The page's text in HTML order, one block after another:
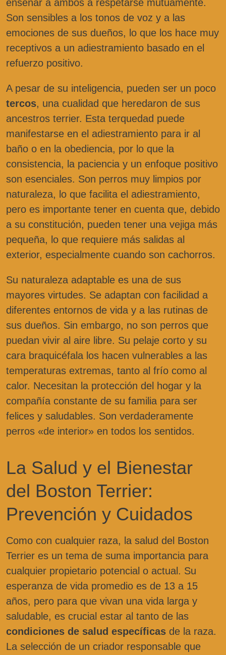
enseñar a ambos a respetarse mutuamente.
Son sensibles a los tonos de voz y a las
emociones de sus dueños, lo que los hace muy
receptivos a un adiestramiento basado en el
refuerzo positivo.
A pesar de su inteligencia, pueden ser un poco
tercos, una cualidad que heredaron de sus
ancestros terrier. Esta terquedad puede
manifestarse en el adiestramiento para ir al
baño o en la obediencia, por lo que la
consistencia, la paciencia y un enfoque positivo
son esenciales. Son perros muy limpios por
naturaleza, lo que facilita el adiestramiento,
pero es importante tener en cuenta que, debido
a su constitución, pueden tener una vejiga más
pequeña, lo que requiere más salidas al
exterior, especialmente cuando son cachorros.
Su naturaleza adaptable es una de sus
mayores virtudes. Se adaptan con facilidad a
diferentes entornos de vida y a las rutinas de
sus dueños. Sin embargo, no son perros que
puedan vivir al aire libre. Su pelaje corto y su
cara braquicéfala los hacen vulnerables a las
temperaturas extremas, tanto al frío como al
calor. Necesitan la protección del hogar y la
compañía constante de su familia para ser
felices y saludables. Son verdaderamente
perros «de interior» en todos los sentidos.
La Salud y el Bienestar
del Boston Terrier:
Prevención y Cuidados
Como con cualquier raza, la salud del Boston
Terrier es un tema de suma importancia para
cualquier propietario potencial o actual. Su
esperanza de vida promedio es de 13 a 15
años, pero para que vivan una vida larga y
saludable, es crucial estar al tanto de las
condiciones de salud específicas de la raza.
La selección de un criador responsable que